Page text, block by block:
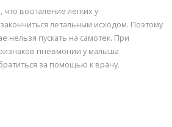
воспаление легких у
летальным исходом. Поэтому
нельзя пускать на самотек. При
пневмонии у малыша
за помощью к врачу.